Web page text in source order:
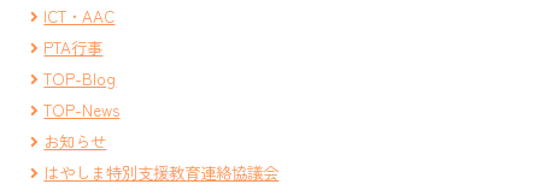
ICT・AAC
PTA行事
TOP-Blog
TOP-News
お知らせ
はやしま特別支援教育連絡協議会